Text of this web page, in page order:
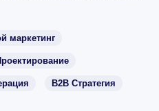
маркетинг
B2B Стратегия